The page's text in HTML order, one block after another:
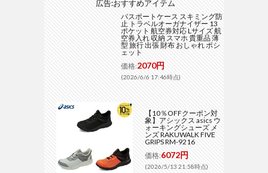
広告:おすすめアイテム
パスポートケース スキミング防
止 トラベルオーガナイザー 13
ポケット 航空券対応 Lサイズ 航
空券入れ 収納 スマホ 貴重品 薄
型 旅行 出張 財布 おしゃれ ポシ
ェット
価格:2070円
(2026/6/6 17:46時点)
【10％OFFクーポン対
象】アシックス asics ウ
ォーキングシューズ メ
ンズ RAKUWALK FIVE
GRIPS RM-9216
価格:6072円
(2026/5/13 21:58時点)